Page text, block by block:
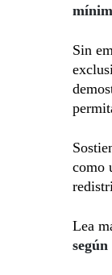
Sin
como
Lea